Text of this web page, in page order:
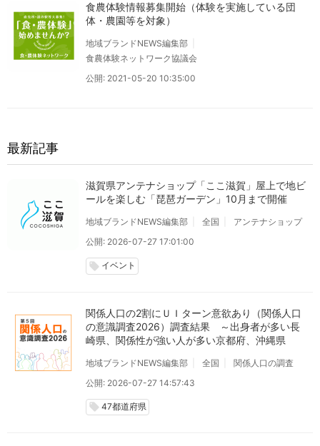
食農体験情報募集開始（体験を実施している団
体・農園等を対象）
地域ブランドNEWS編集部
食農体験ネットワーク協議会
公開: 2021-05-20 10:35:00
最新記事
滋賀県アンテナショップ「ここ滋賀」屋上で地ビ
ールを楽しむ「琵琶ガーデン」10月まで開催
地域ブランドNEWS編集部 全国
アンテナショップ
公開: 2026-07-27 17:01:00
local_offer イベント
関係人口の2割にＵＩターン意欲あり（関係人口
の意識調査2026）調査結果 ～出身者が多い長
崎県、関係性が強い人が多い京都府、沖縄県
地域ブランドNEWS編集部 全国
関係人口の調査
公開: 2026-07-27 14:57:43
local_offer 47都道府県